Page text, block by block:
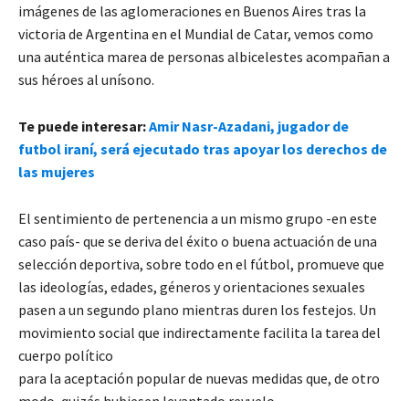
imágenes de las aglomeraciones en Buenos Aires tras la
victoria de Argentina en el Mundial de Catar, vemos como
una auténtica marea de personas albicelestes acompañan a
sus héroes al unísono.
Te puede interesar:Amir Nasr-Azadani, jugador de
futbol iraní, será ejecutado tras apoyar los derechos de
las mujeres
El sentimiento de pertenencia a un mismo grupo -en este
caso país- que se deriva del éxito o buena actuación de una
selección deportiva, sobre todo en el fútbol, promueve que
las ideologías, edades, géneros y orientaciones sexuales
pasen a un segundo plano mientras duren los festejos. Un
movimiento social que indirectamente facilita la tarea del
cuerpo político
para la aceptación popular de nuevas medidas que, de otro